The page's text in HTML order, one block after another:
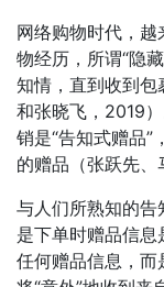
网络购物时代，越
物经历，所谓“隐
知情，直到收到
和张晓飞，2019
销是“告知式赠品
的赠品（张跃先、
与人们所熟知的
是下单时赠品信
任何赠品信息，